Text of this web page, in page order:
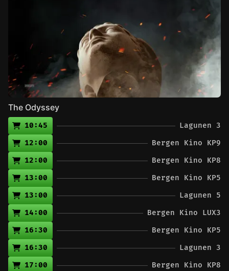
The Odyssey
10:45
Lagunen 3
12:00
Bergen Kino KP9
12:00
Bergen Kino KP8
13:00
Bergen Kino KP5
13:00
Lagunen 5
14:00
Bergen Kino LUX3
16:30
Bergen Kino KP5
16:30
Lagunen 3
17:00
Bergen Kino KP8